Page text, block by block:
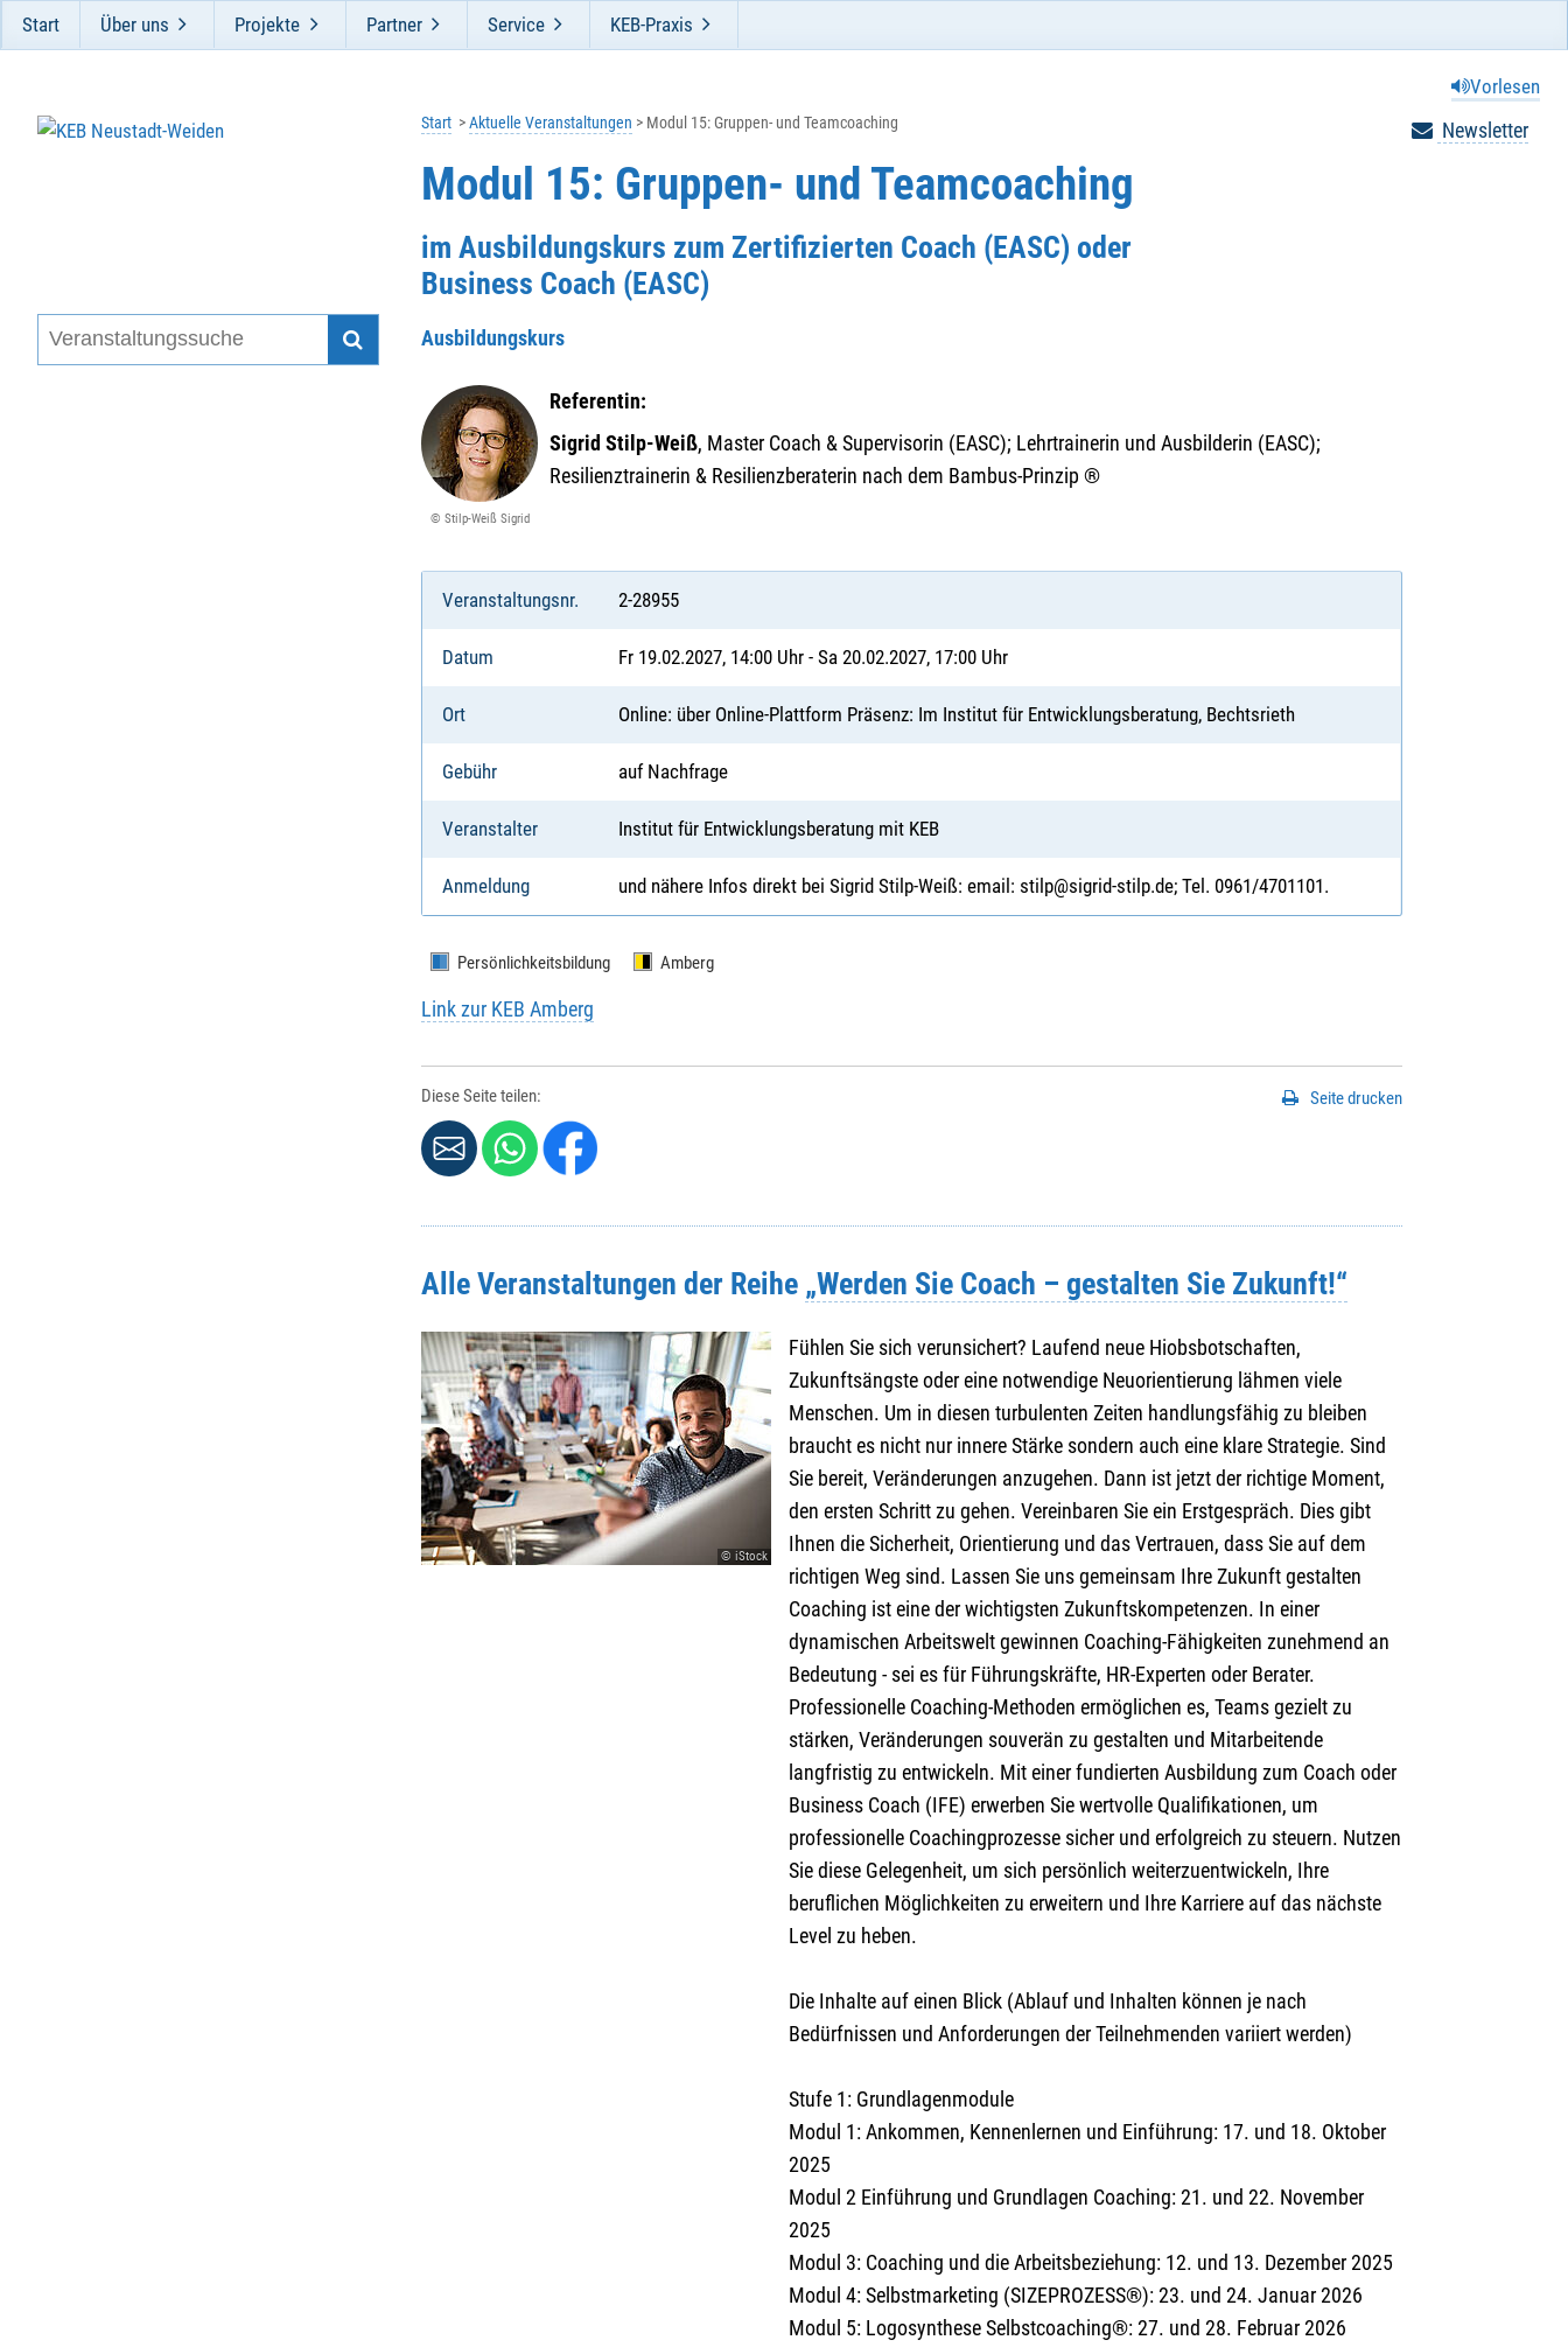
Start Über uns Projekte Partner Service KEB-Praxis
Vorlesen
Newsletter
Start Aktuelle Veranstaltungen Modul 15: Gruppen- und Teamcoaching
Modul 15: Gruppen- und Teamcoaching
im Ausbildungskurs zum Zertifizierten Coach (EASC) oder
Business Coach (EASC)
Ausbildungskurs
© Stilp-Weiß Sigrid
Referentin:
Sigrid Stilp-Weiß, Master Coach & Supervisorin (EASC); Lehrtrainerin und Ausbilderin (EASC);
Resilienztrainerin & Resilienzberaterin nach dem Bambus-Prinzip ®
Veranstaltungsnr. 2-28955
Datum Fr 19.02.2027, 14:00 Uhr - Sa 20.02.2027, 17:00 Uhr
Ort Online: über Online-Plattform Präsenz: Im Institut für Entwicklungsberatung, Bechtsrieth
Gebühr auf Nachfrage
Veranstalter Institut für Entwicklungsberatung mit KEB
Anmeldung und nähere Infos direkt bei Sigrid Stilp-Weiß: email: stilp@sigrid-stilp.de; Tel. 0961/4701101.
Persönlichkeitsbildung Amberg
Link zur KEB Amberg
Diese Seite teilen: Seite drucken
Alle Veranstaltungen der Reihe „Werden Sie Coach – gestalten Sie Zukunft!“
© iStock
Fühlen Sie sich verunsichert? Laufend neue Hiobsbotschaften,
Zukunftsängste oder eine notwendige Neuorientierung lähmen viele
Menschen. Um in diesen turbulenten Zeiten handlungsfähig zu bleiben
braucht es nicht nur innere Stärke sondern auch eine klare Strategie. Sind
Sie bereit, Veränderungen anzugehen. Dann ist jetzt der richtige Moment,
den ersten Schritt zu gehen. Vereinbaren Sie ein Erstgespräch. Dies gibt
Ihnen die Sicherheit, Orientierung und das Vertrauen, dass Sie auf dem
richtigen Weg sind. Lassen Sie uns gemeinsam Ihre Zukunft gestalten
Coaching ist eine der wichtigsten Zukunftskompetenzen. In einer
dynamischen Arbeitswelt gewinnen Coaching-Fähigkeiten zunehmend an
Bedeutung - sei es für Führungskräfte, HR-Experten oder Berater.
Professionelle Coaching-Methoden ermöglichen es, Teams gezielt zu
stärken, Veränderungen souverän zu gestalten und Mitarbeitende
langfristig zu entwickeln. Mit einer fundierten Ausbildung zum Coach oder
Business Coach (IFE) erwerben Sie wertvolle Qualifikationen, um
professionelle Coachingprozesse sicher und erfolgreich zu steuern. Nutzen
Sie diese Gelegenheit, um sich persönlich weiterzuentwickeln, Ihre
beruflichen Möglichkeiten zu erweitern und Ihre Karriere auf das nächste
Level zu heben.
Die Inhalte auf einen Blick (Ablauf und Inhalten können je nach
Bedürfnissen und Anforderungen der Teilnehmenden variiert werden)
Stufe 1: Grundlagenmodule
Modul 1: Ankommen, Kennenlernen und Einführung: 17. und 18. Oktober
2025
Modul 2 Einführung und Grundlagen Coaching: 21. und 22. November
2025
Modul 3: Coaching und die Arbeitsbeziehung: 12. und 13. Dezember 2025
Modul 4: Selbstmarketing (SIZEPROZESS®): 23. und 24. Januar 2026
Modul 5: Logosynthese Selbstcoaching®: 27. und 28. Februar 2026